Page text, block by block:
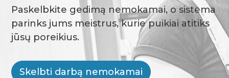
Paskelbkite gedimą nemokamai, o sistema
parinks jums meistrus, kurie puikiai atitiks
jūsų poreikius.
Skelbti darbą nemokamai